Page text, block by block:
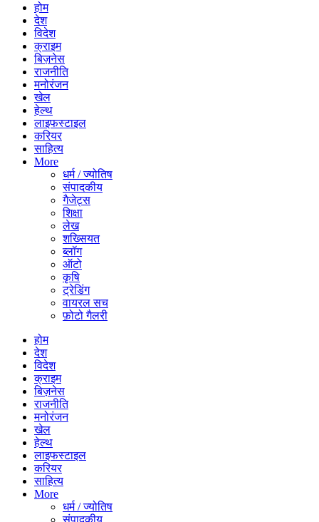
होम
देश
विदेश
क्राइम
बिज़नेस
राजनीति
मनोरंजन
खेल
हेल्थ
लाइफस्टाइल
करियर
साहित्य
More
धर्म / ज्योतिष
संपादकीय
गैजेट्स
शिक्षा
लेख
शख्सियत
ब्लॉग
ऑटो
कृषि
ट्रेडिंग
वायरल सच
फ़ोटो गैलरी
होम
देश
विदेश
क्राइम
बिज़नेस
राजनीति
मनोरंजन
खेल
हेल्थ
लाइफस्टाइल
करियर
साहित्य
More
धर्म / ज्योतिष
संपादकीय